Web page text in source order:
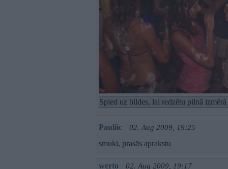
Spied uz bildes, lai redzētu pilnā
Pauliic 02. Aug 2009, 19:25
smuki, prasās aprakstu
werto 02. Aug 2009, 19:17